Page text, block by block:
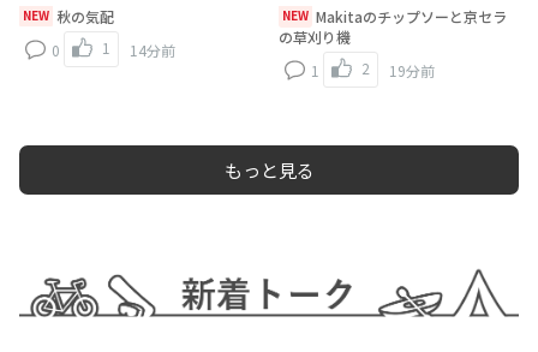
NEW 秋の気配
0
1 14分前
NEW
の草刈り機
1
2 19分前
もっと見る